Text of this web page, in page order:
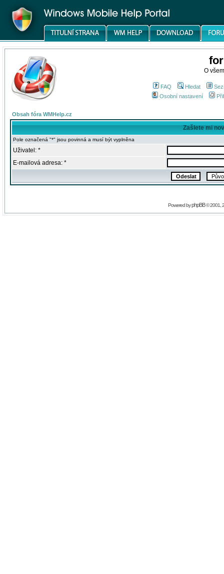
O
FAQ Hledat
Osobní nastavení
Obsah fóra WMHelp.cz
Zašlete mi
Pole označená "*" jsou povinná a musí být vyplněna
Uživatel: *
E-mailová adresa: *
Powered byphpBB© 2001,